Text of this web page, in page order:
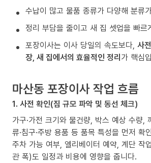
수납이 많고 물품 종류가 다양해 분류
정리 부담을 줄이고 새 집 셋업을 빠르
포장이사는 이사 당일의 속도보다, 사
장, 새 집에서의 효율적인 정리가 핵심
마산동 포장이사 작업 흐름
1. 사전 확인(짐 규모 파악 및 동선 체크)
가구·가전 크기와 물건량, 박스 예상 수량,
류·침구·주방 용품 등 품목 특성을 먼저 확
주차 가능 여부, 엘리베이터 예약, 계단 작
관 폭)도 일정과 비용에 영향을 줍니다.